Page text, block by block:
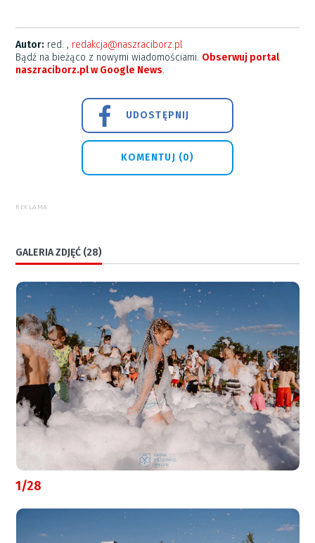
Autor: red. , redakcja@naszraciborz.pl
Bądź na bieżąco z nowymi wiadomościami. Obserwuj portal
naszraciborz.pl w Google News.
UDOSTĘPNIJ
KOMENTUJ (0)
REKLAMA
GALERIA ZDJĘĆ (28)
1/28